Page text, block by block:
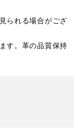
られる場合がござ
す。革の品質保持